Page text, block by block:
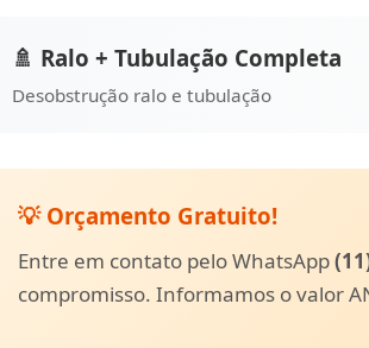
🚿 Ralo + Tubulação Completa
Desobstrução ralo e tubulação
💡 Orçamento Gratuito!
Entre em contato pelo WhatsApp
compromisso. Informamos o valor